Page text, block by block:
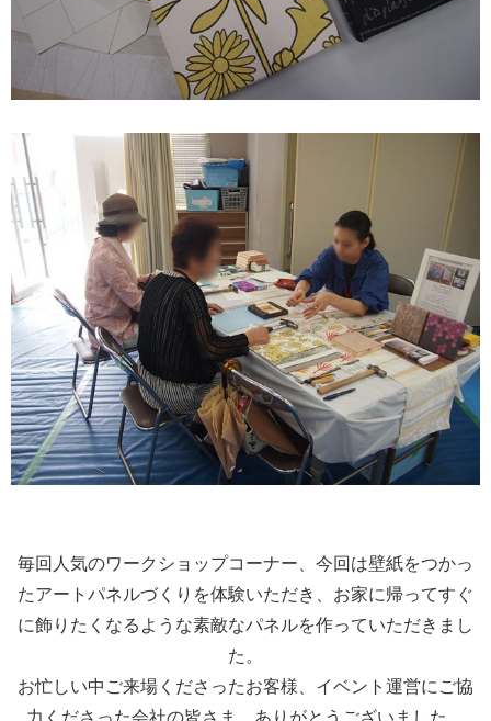
毎回人気のワークショップコーナー、今回は壁紙をつかっ
たアートパネルづくりを体験いただき、お家に帰ってすぐ
に飾りたくなるような素敵なパネルを作っていただきまし
た。
お忙しい中ご来場くださったお客様、イベント運営にご協
力くださった会社の皆さま、ありがとうございました。